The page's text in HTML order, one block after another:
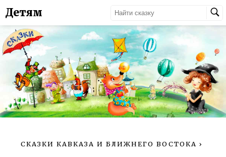
Детям
СКАЗКИ КАВКАЗА И БЛИЖНЕГО ВОСТОКА ›